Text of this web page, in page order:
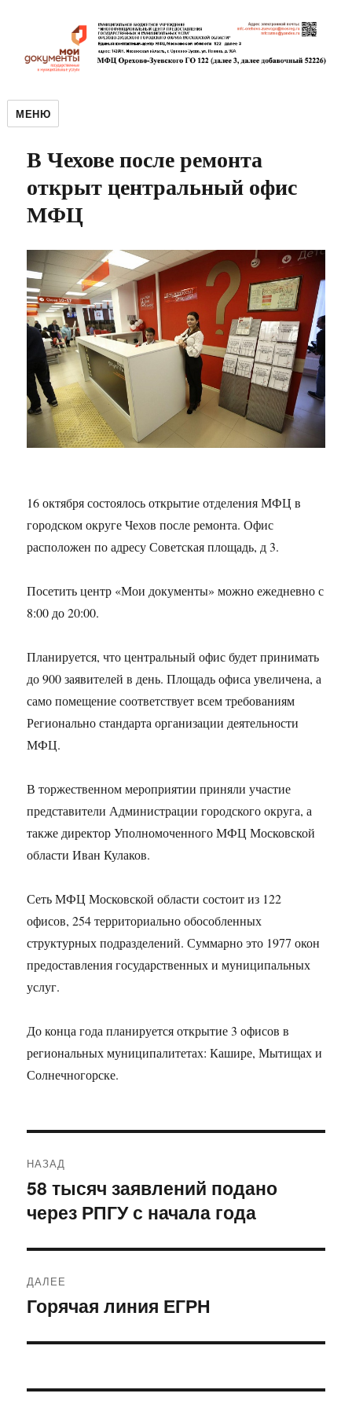
МЕНЮ
В Чехове после ремонта
открыт центральный офис
МФЦ
16 октября состоялось открытие отделения МФЦ в
городском округе Чехов после ремонта. Офис
расположен по адресу Советская площадь, д 3.
Посетить центр «Мои документы» можно ежедневно с
8:00 до 20:00.
Планируется, что центральный офис будет принимать
до 900 заявителей в день. Площадь офиса увеличена, а
само помещение соответствует всем требованиям
Регионально стандарта организации деятельности
МФЦ.
В торжественном мероприятии приняли участие
представители Администрации городского округа, а
также директор Уполномоченного МФЦ Московской
области Иван Кулаков.
Сеть МФЦ Московской области состоит из 122
офисов, 254 территориально обособленных
структурных подразделений. Суммарно это 1977 окон
предоставления государственных и муниципальных
услуг.
До конца года планируется открытие 3 офисов в
региональных муниципалитетах: Кашире, Мытищах и
Солнечногорске.
по
записям
НАЗАД
Предыдущая
запись:
58 тысяч заявлений подано
через РПГУ с начала года
ДАЛЕЕ
Следующая
Горячая линия ЕГРН